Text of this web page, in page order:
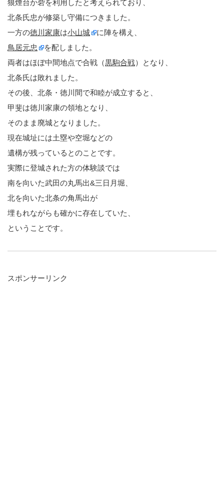
狼煙台か砦を利用したと考えられており、
北条氏忠が修築し守備につきました。
一方の徳川家康は小山城
に陣を構え、
鳥居元忠
を配しました。
両者はほぼ中間地点で合戦（黒駒合戦）となり、
北条氏は敗れました。
その後、北条・徳川間で和睦が成立すると、
甲斐は徳川家康の領地となり、
そのまま廃城となりました。
現在城址には土塁や空堀などの
遺構が残っているとのことです。
実際に登城された方の体験談では
南を向いた武田の丸馬出&三日月堀、
北を向いた北条の角馬出が
埋もれながらも確かに存在していた、
ということです。
スポンサーリンク